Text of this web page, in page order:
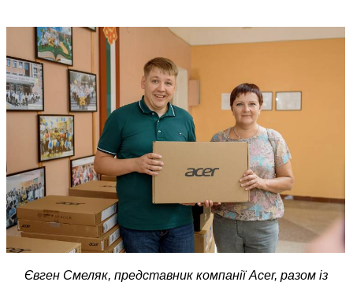
Євген Смеляк, представник компанії Acer, разом із